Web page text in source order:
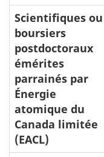
Scientifiques ou
boursiers
postdoctoraux
émérites
parrainés par
Énergie
atomique du
Canada limitée
(EACL)